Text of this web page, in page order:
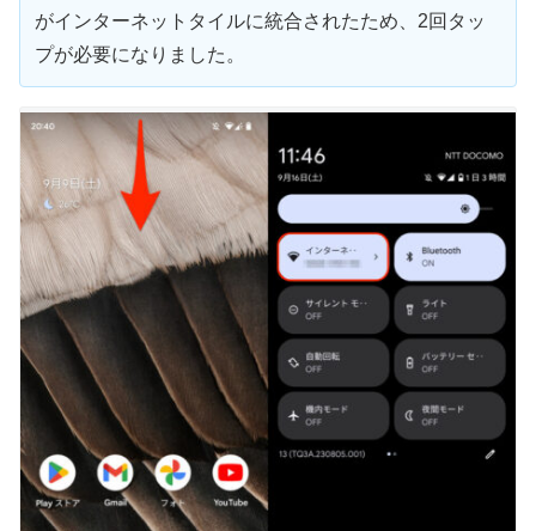
がインターネットタイルに統合されたため、2回タッ
プが必要になりました。